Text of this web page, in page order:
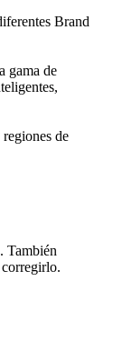
Brand
gama de
de
También